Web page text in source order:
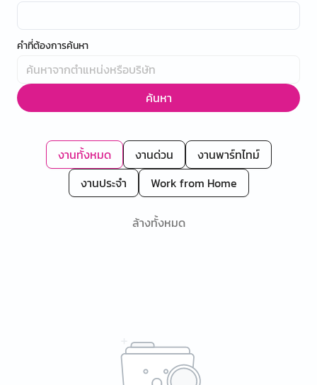
คำที่ต้องการค้นหา
ค้นหา
งานทั้งหมด งานด่วน
งานพาร์ทไทม์
งานประจำ
Work from Home
ล้างทั้งหมด